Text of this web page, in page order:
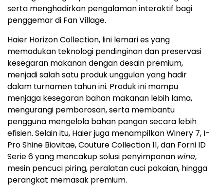
serta menghadirkan pengalaman interaktif bagi
penggemar di Fan Village.
Haier Horizon Collection, lini lemari es yang
memadukan teknologi pendinginan dan preservasi
kesegaran makanan dengan desain premium,
menjadi salah satu produk unggulan yang hadir
dalam turnamen tahun ini. Produk ini mampu
menjaga kesegaran bahan makanan lebih lama,
mengurangi pemborosan, serta membantu
pengguna mengelola bahan pangan secara lebih
efisien. Selain itu, Haier juga menampilkan Winery 7, I-
Pro Shine Biovitae, Couture Collection 11, dan Forni ID
Serie 6 yang mencakup solusi penyimpanan wine,
mesin pencuci piring, peralatan cuci pakaian, hingga
perangkat memasak premium.